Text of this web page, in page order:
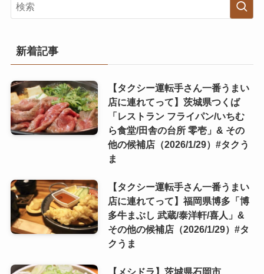
新着記事
【タクシー運転手さん一番うまい
店に連れてって】茨城県つくば
「レストラン フライパン/いちむ
ら食堂/田舎の台所 零壱」& その
他の候補店（2026/1/29）#タクう
ま
【タクシー運転手さん一番うまい
店に連れてって】福岡県博多「博
多牛まぶし 武蔵/泰洋軒/喜人」&
その他の候補店（2026/1/29）#タ
クうま
【メシドラ】茨城県石岡市